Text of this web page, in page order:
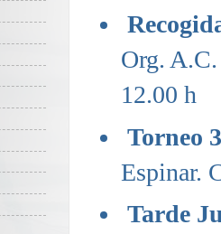
Org.
12.00 h
Torneo
Espinar.
Tarde